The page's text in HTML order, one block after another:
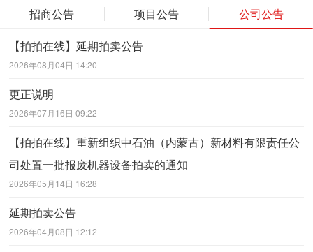
招商公告 项目公告
公司公告
【拍拍在线】延期拍卖公告
2026年08月04日 14:20
更正说明
2026年07月16日 09:22
【拍拍在线】重新组织中石油（内蒙古）新材料有限责任公
司处置一批报废机器设备拍卖的通知
2026年05月14日 16:28
延期拍卖公告
2026年04月08日 12:12